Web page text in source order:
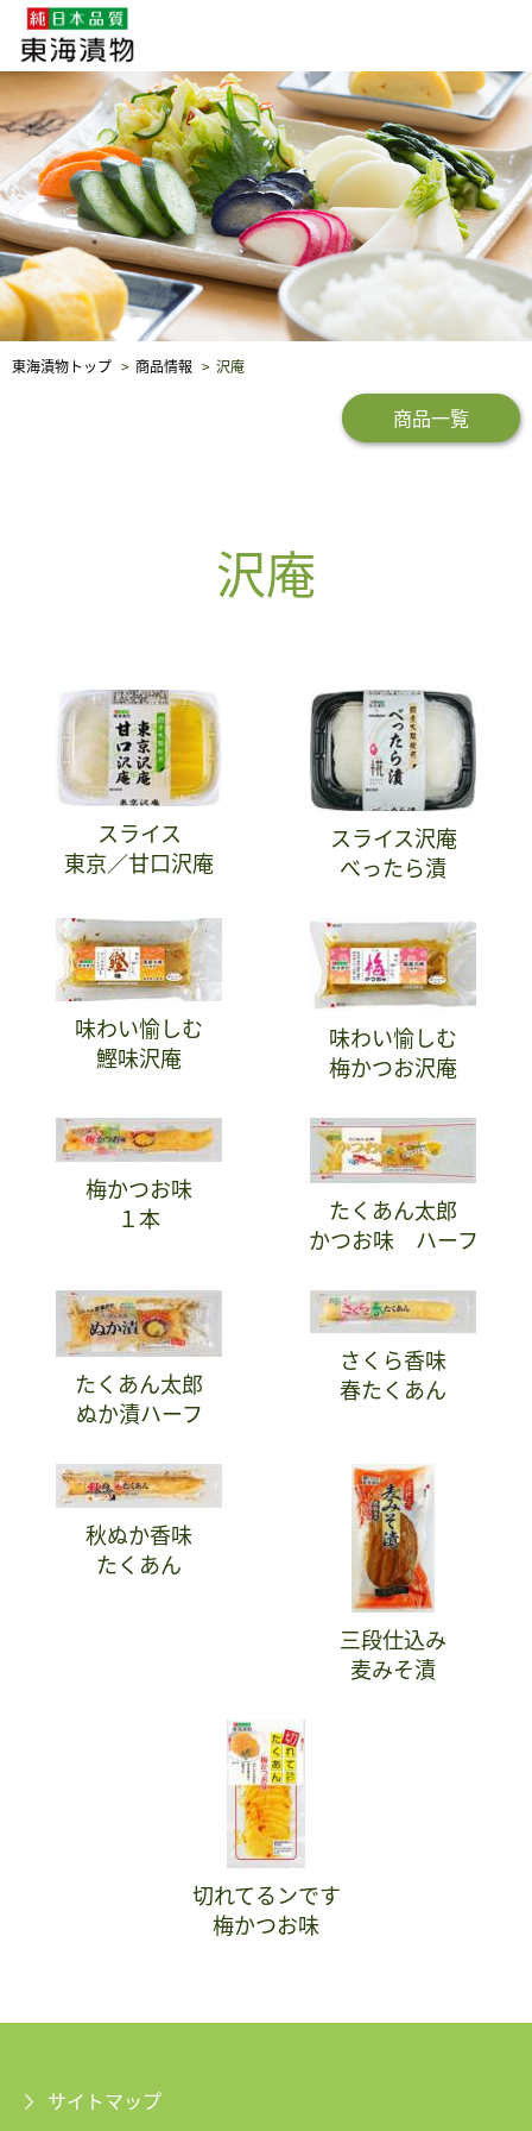
企業・採用情報 社会貢献 品質保証
東海漬物トップ 商品情報 沢庵
商品一覧
沢庵
スライス
東京／甘口沢庵
スライス沢庵
べったら漬
味わい愉しむ
鰹味沢庵
味わい愉しむ
梅かつお沢庵
梅かつお味
１本
たくあん太郎
かつお味 ハーフ
たくあん太郎
ぬか漬ハーフ
さくら香味
春たくあん
秋ぬか香味
たくあん
三段仕込み
麦みそ漬
切れてるンです
梅かつお味
サイトマップ